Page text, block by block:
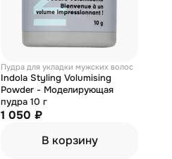
Пудра для укладки мужских волос
Indola Styling Volumising
Powder - Моделирующая
пудра 10 г
1 050 ₽
В корзину